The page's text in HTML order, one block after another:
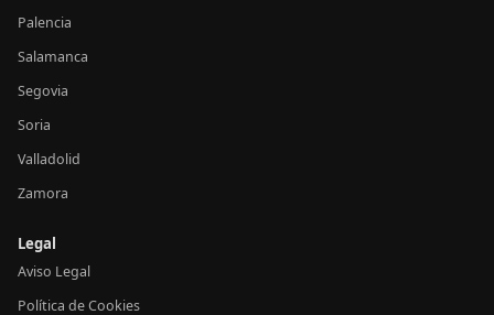
Palencia
Salamanca
Segovia
Soria
Valladolid
Zamora
Legal
Aviso Legal
Política de Cookies